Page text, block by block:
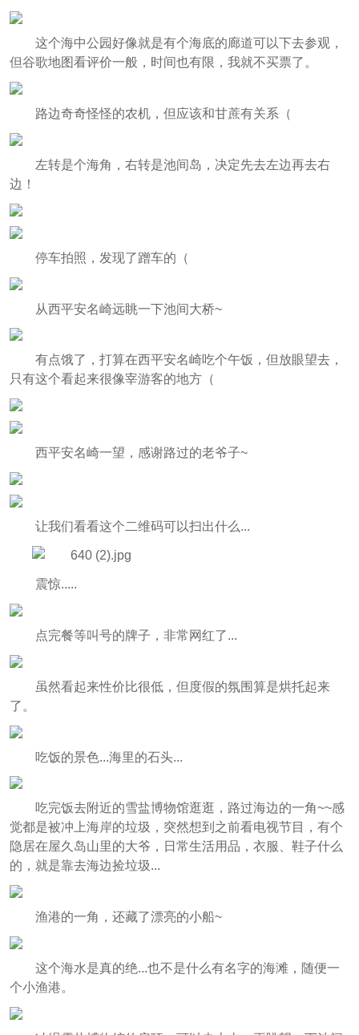
这个海中公园好像就是有个海底的廊道可以下去参观，
但谷歌地图看评价一般，时间也有限，我就不买票了。
路边奇奇怪怪的农机，但应该和甘蔗有关系（
左转是个海角，右转是池间岛，决定先去左边再去右
边！
停车拍照，发现了蹭车的（
从西平安名崎远眺一下池间大桥~
有点饿了，打算在西平安名崎吃个午饭，但放眼望去，
只有这个看起来很像宰游客的地方（
西平安名崎一望，感谢路过的老爷子~
让我们看看这个二维码可以扫出什么...
震惊.....
点完餐等叫号的牌子，非常网红了...
虽然看起来性价比很低，但度假的氛围算是烘托起来
了。
吃饭的景色...海里的石头...
吃完饭去附近的雪盐博物馆逛逛，路过海边的一角~~感
觉都是被冲上海岸的垃圾，突然想到之前看电视节目，有个
隐居在屋久岛山里的大爷，日常生活用品，衣服、鞋子什么
的，就是靠去海边捡垃圾...
渔港的一角，还藏了漂亮的小船~
这个海水是真的绝...也不是什么有名字的海滩，随便一
个小渔港。